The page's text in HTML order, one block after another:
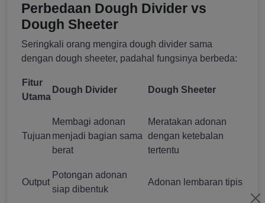
Perbedaan Dough Divider vs
Dough Sheeter
Seringkali orang mengira dough divider sama
dengan dough sheeter, padahal fungsinya berbeda:
Fitur
Utama
Dough Divider Dough Sheeter
Tujuan
Membagi adonan
menjadi bagian sama
berat
Meratakan adonan
dengan ketebalan
tertentu
Output
Potongan adonan
siap dibentuk
Adonan lembaran tipis